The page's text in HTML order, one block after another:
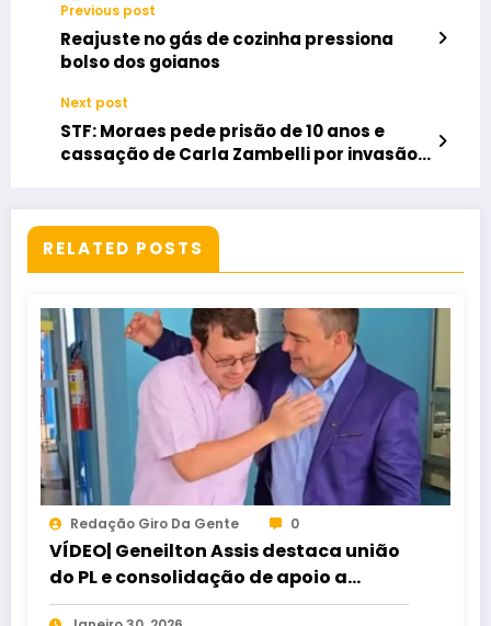
Previous post
Reajuste no gás de cozinha pressiona
bolso dos goianos
Next post
STF: Moraes pede prisão de 10 anos e
cassação de Carla Zambelli por invasão
RELATED POSTS
Redação Giro Da Gente 0
VÍDEO| Geneilton Assis destaca união
do PL e consolidação de apoio a
Maycon Tombini em Jataí